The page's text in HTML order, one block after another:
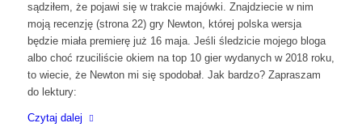
sądziłem, że pojawi się w trakcie majówki. Znajdziecie w nim
moją recenzję (strona 22) gry Newton, której polska wersja
będzie miała premierę już 16 maja. Jeśli śledzicie mojego bloga
albo choć rzuciliście okiem na top 10 gier wydanych w 2018 roku,
to wiecie, że Newton mi się spodobał. Jak bardzo? Zapraszam
do lektury:
Czytaj dalej